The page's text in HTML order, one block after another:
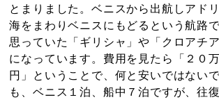
とまりました。ベニスから出航しアド
海をまわりベニスにもどるという航路
思っていた「ギリシャ」や「クロアチ
になっています。費用を見たら「２０
円」ということで、何と安いではない
も、ベニス１泊、船中７泊ですが、往